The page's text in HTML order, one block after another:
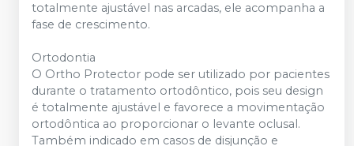
totalmente ajustável nas arcadas, ele acompanha a
fase de crescimento.
Ortodontia
O Ortho Protector pode ser utilizado por pacientes
durante o tratamento ortodôntico, pois seu design
é totalmente ajustável e favorece a movimentação
ortodôntica ao proporcionar o levante oclusal.
Também indicado em casos de disjunção e